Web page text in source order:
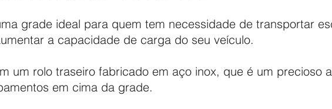
grade ideal para quem tem necessidade de transportar
a capacidade de carga do seu veículo.
um rolo traseiro fabricado em aço inox, que é um precioso
em cima da grade.